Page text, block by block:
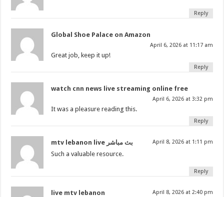
Reply
Global Shoe Palace on Amazon
April 6, 2026 at 11:17 am
Great job, keep it up!
Reply
watch cnn news live streaming online free
April 6, 2026 at 3:32 pm
It was a pleasure reading this.
Reply
mtv lebanon live بث مباشر April 8, 2026 at 1:11 pm
Such a valuable resource.
Reply
live mtv lebanon April 8, 2026 at 2:40 pm